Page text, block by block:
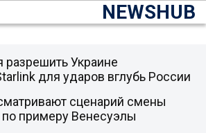
NEWSHUB
разрешить Украине
для ударов вглубь России
сценарий смены
по примеру Венесуэлы